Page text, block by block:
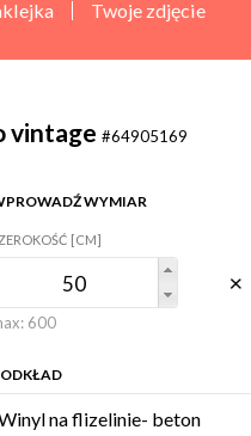
Twoje zdjęcie
vintage #64905169
WYMIAR
[CM]
600